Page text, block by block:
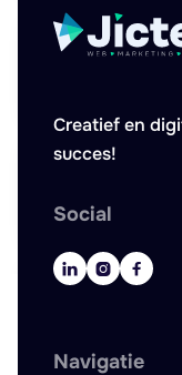
Creatief en
succes!
Social
  
Navigatie